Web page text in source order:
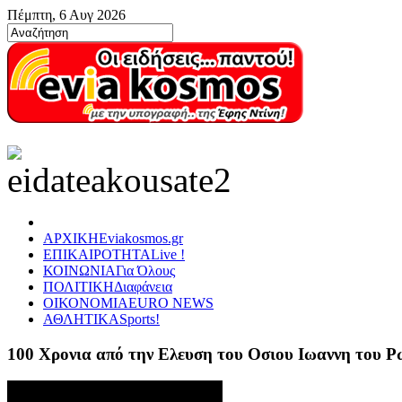
Πέμπτη, 6 Αυγ 2026
ΑΡΧΙΚΗEviakosmos.gr
ΕΠΙΚΑΙΡΟΤΗΤΑLive !
ΚΟΙΝΩΝΙΑΓια Όλους
ΠΟΛΙΤΙΚΗΔιαφάνεια
ΟΙΚΟΝΟΜΙΑEURO NEWS
ΑΘΛΗΤΙΚΑSports!
100 Χρονια από την Ελευση του Οσιου Ιωαννη του